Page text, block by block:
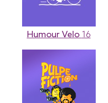
Humour Velo 16